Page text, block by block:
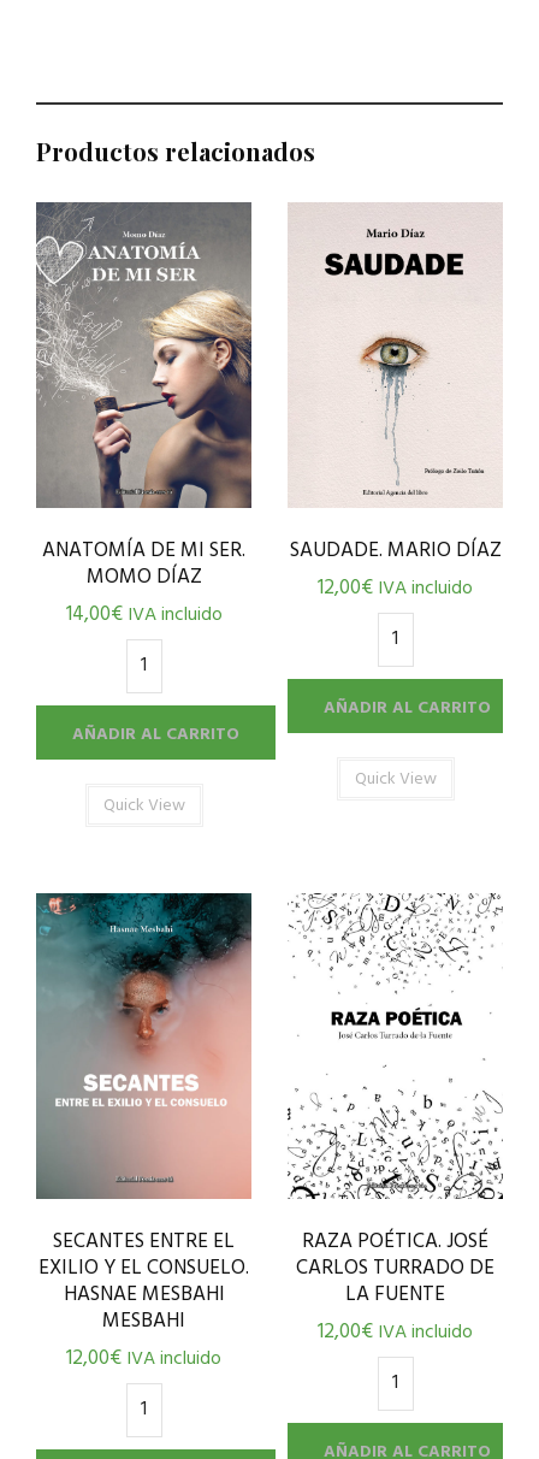
Productos relacionados
ANATOMÍA DE MI SER.
MOMO DÍAZ
14,00€ IVA incluido
AÑADIR AL CARRITO
Quick View
SAUDADE. MARIO DÍAZ
12,00€IVA incluido
AÑADIR AL CARRITO
Quick View
SECANTES ENTRE EL
EXILIO Y EL CONSUELO.
HASNAE MESBAHI
MESBAHI
12,00€IVA incluido
RAZA POÉTICA. JOSÉ
CARLOS TURRADO DE
LA FUENTE
12,00€IVA incluido
AÑADIR AL CARRITO